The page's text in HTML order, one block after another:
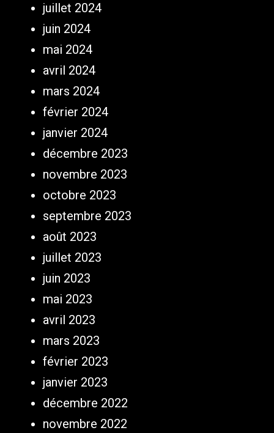
juillet 2024
juin 2024
mai 2024
avril 2024
mars 2024
février 2024
janvier 2024
décembre 2023
novembre 2023
octobre 2023
septembre 2023
août 2023
juillet 2023
juin 2023
mai 2023
avril 2023
mars 2023
février 2023
janvier 2023
décembre 2022
novembre 2022